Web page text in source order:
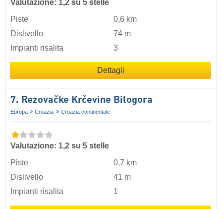
Valutazione: 1,2 su 5 stelle
Piste
0,6 km
Dislivello
74 m
Impianti risalita
3
Dettagli
7. Rezovačke Krčevine Bilogora
Europa Croazia Croazia continentale
Valutazione: 1,2 su 5 stelle
Piste
0,7 km
Dislivello
41 m
Impianti risalita
1